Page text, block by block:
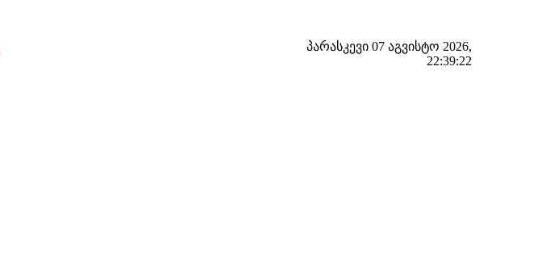
პარასკევი 07 აგვისტო 2026,
22:39:23